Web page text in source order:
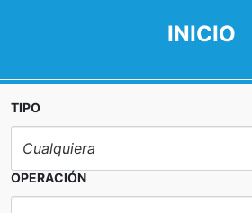
INICIO
TIPO
OPERACIÓN